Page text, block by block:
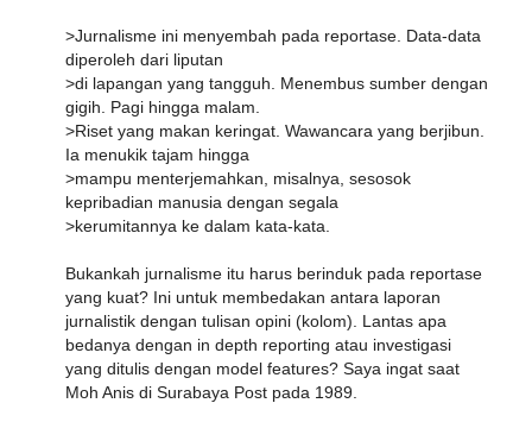
>Jurnalisme ini menyembah pada reportase. Data-data
diperoleh dari liputan
>di lapangan yang tangguh. Menembus sumber dengan
gigih. Pagi hingga malam.
>Riset yang makan keringat. Wawancara yang berjibun.
Ia menukik tajam hingga
>mampu menterjemahkan, misalnya, sesosok
kepribadian manusia dengan segala
>kerumitannya ke dalam kata-kata.
Bukankah jurnalisme itu harus berinduk pada reportase
yang kuat? Ini untuk membedakan antara laporan
jurnalistik dengan tulisan opini (kolom). Lantas apa
bedanya dengan in depth reporting atau investigasi
yang ditulis dengan model features? Saya ingat saat
Moh Anis di Surabaya Post pada 1989.